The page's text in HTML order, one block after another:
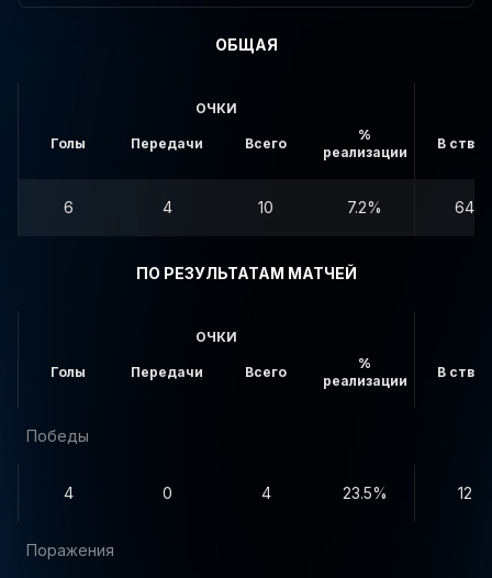
ОБЩАЯ
ОЧКИ
Голы Передачи Всего
%
реализации
В створ
6 4 10 7.2% 64
ПО РЕЗУЛЬТАТАМ МАТЧЕЙ
ОЧКИ
Голы Передачи Всего
%
реализации
В створ
Победы
4 0 4 23.5% 12
Поражения